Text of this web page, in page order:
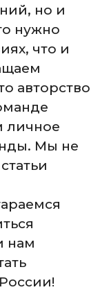
но и
нужно
что и
авторство
личное
Мы не
нам